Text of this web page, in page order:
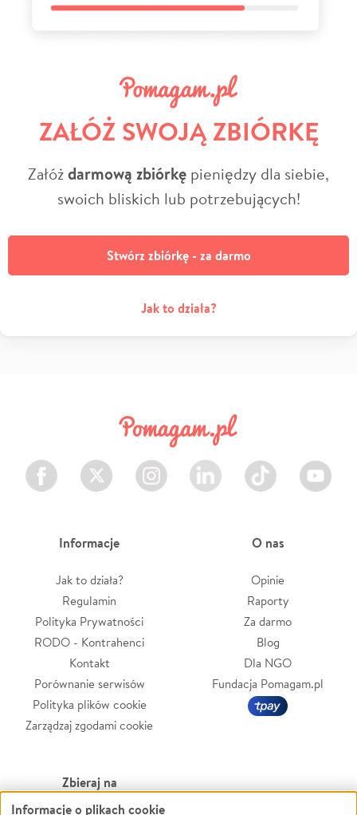
ZAŁÓŻ SWOJĄ ZBIÓRKĘ
Załóżdarmową zbiórkę pieniędzy dla siebie,
swoich bliskich lub potrzebujących!
Stwórz zbiórkę - za darmo
Jak to działa?
Facebook Twitter Instagram LinkedIn TikTok Youtube
Informacje
Jak to działa?
Regulamin
Polityka Prywatności
RODO - Kontrahenci
Kontakt
Porównanie serwisów
Polityka plików cookie
Zarządzaj zgodami cookie
O nas
Opinie
Raporty
Za darmo
Blog
Dla NGO
Fundacja Pomagam.pl
Zbieraj na
Informacje o plikach cookie